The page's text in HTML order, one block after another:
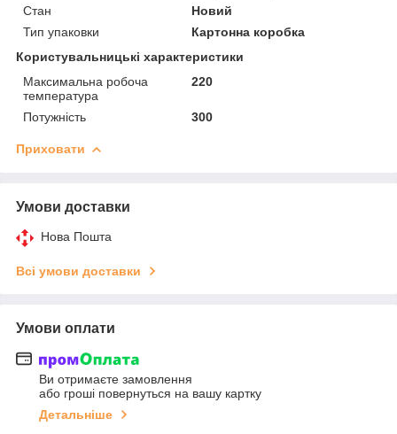
Стан
Новий
Тип упаковки
Картонна коробка
Користувальницькі характеристики
Максимальна робоча
температура
220
Потужність 300
Приховати
Умови доставки
Нова Пошта
Всі умови доставки
Умови оплати
Ви отримаєте замовлення
або гроші повернуться на вашу картку
Детальніше